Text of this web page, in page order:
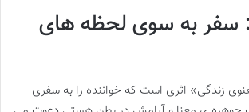
سفر به سوی لحظه های
زندگی» اثری است که خواننده را به سفری